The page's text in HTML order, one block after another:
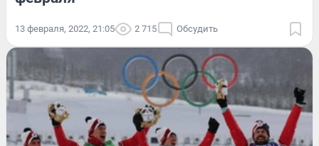
13 февраля, 2022, 21:05 2 715 Обсудить